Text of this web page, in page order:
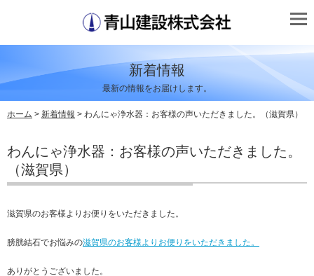
新着情報
最新の情報をお届けします。
ホーム > 新着情報 > わんにゃ浄水器：お客様の声いただきました。（滋賀県）
わんにゃ浄水器：お客様の声いただきました。
（滋賀県）
滋賀県のお客様よりお便りをいただきました。
膀胱結石でお悩みの滋賀県のお客様よりお便りをいただきました。
ありがとうございました。